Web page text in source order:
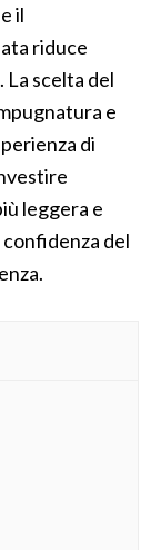
il
riduce
La scelta del
e
di
leggera e
del